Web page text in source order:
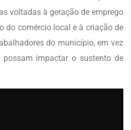
voltadas à geração de emprego
do comércio local e à criação de
do município, em vez
impactar o sustento de